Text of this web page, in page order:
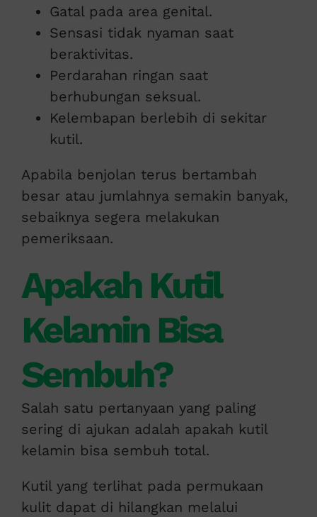
Gatal pada area genital.
Sensasi tidak nyaman saat
beraktivitas.
Perdarahan ringan saat
berhubungan seksual.
Kelembapan berlebih di sekitar
kutil.
Apabila benjolan terus bertambah
besar atau jumlahnya semakin banyak,
sebaiknya segera melakukan
pemeriksaan.
Apakah Kutil
Kelamin Bisa
Sembuh?
Salah satu pertanyaan yang paling
sering di ajukan adalah apakah kutil
kelamin bisa sembuh total.
Kutil yang terlihat pada permukaan
kulit dapat di hilangkan melalui